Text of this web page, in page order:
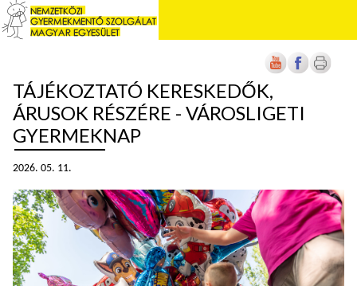
TÁJÉKOZTATÓ KERESKEDŐK,
ÁRUSOK RÉSZÉRE - VÁROSLIGETI
GYERMEKNAP
2026. 05. 11.